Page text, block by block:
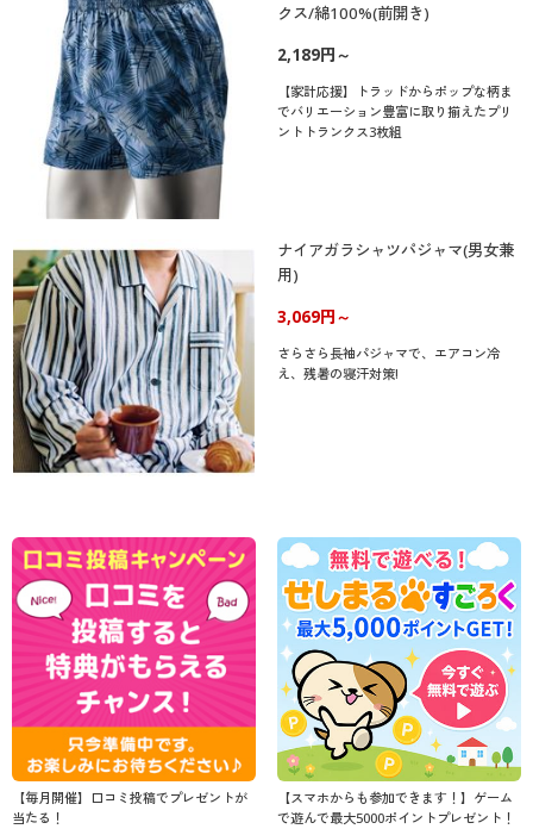
クス/綿100%(前開き)
2,189円～
【家計応援】トラッドからポップな柄ま
でバリエーション豊富に取り揃えたプリ
ントトランクス3枚組
ナイアガラシャツパジャマ(男女兼
用)
3,069円～
さらさら長袖パジャマで、エアコン冷
え、残暑の寝汗対策!
【毎月開催】口コミ投稿でプレゼントが
当たる！
【スマホからも参加できます！】ゲーム
で遊んで最大5000ポイントプレゼント！